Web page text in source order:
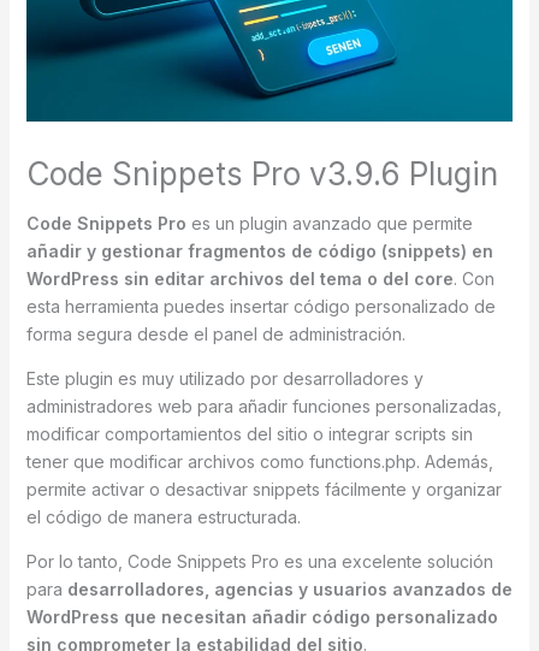
Code Snippets Pro v3.9.6 Plugin
Code Snippets Pro es un plugin avanzado que permite
añadir y gestionar fragmentos de código (snippets) en
WordPress sin editar archivos del tema o del core. Con
esta herramienta puedes insertar código personalizado de
forma segura desde el panel de administración.
Este plugin es muy utilizado por desarrolladores y
administradores web para añadir funciones personalizadas,
modificar comportamientos del sitio o integrar scripts sin
tener que modificar archivos como functions.php. Además,
permite activar o desactivar snippets fácilmente y organizar
el código de manera estructurada.
Por lo tanto, Code Snippets Pro es una excelente solución
para desarrolladores, agencias y usuarios avanzados de
WordPress que necesitan añadir código personalizado
sin comprometer la estabilidad del sitio.